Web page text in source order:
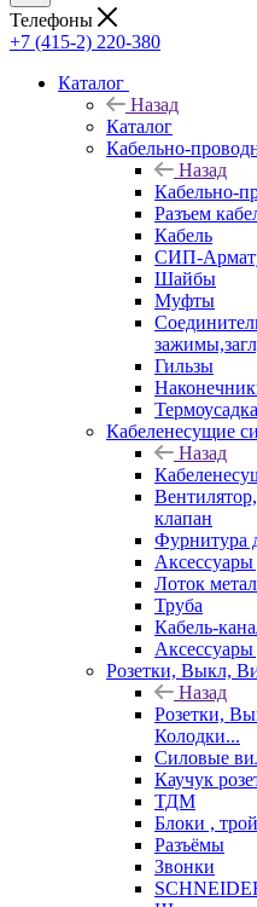
Телефоны
+7 (415-2) 220-380
Каталог
Назад
Каталог
Кабельно-
Назад
Кабельно-
Разъем
Кабель
СИП-
Шайбы
Муфты
Гильзы
Термоусадка
Кабеленесущие
Назад
клапан
Фурнитура
Аксессуары
Лоток
Труба
Кабель-
Аксессуары
Розетки, Выкл,
Назад
Розетки,
Колодки...
Силовые
Каучук
ТДМ
Блоки ,
Разъёмы
Звонки